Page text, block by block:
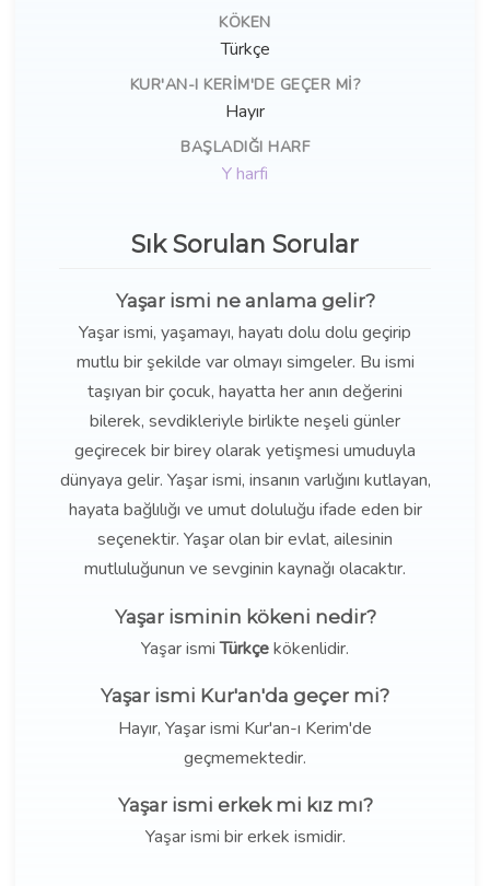
KÖKEN
Türkçe
KUR'AN-I KERIM'DE GEÇER MI?
Hayır
BAŞLADIĞI HARF
Y harfi
Sık Sorulan Sorular
Yaşar ismi ne anlama gelir?
Yaşar ismi, yaşamayı, hayatı dolu dolu geçirip
mutlu bir şekilde var olmayı simgeler. Bu ismi
taşıyan bir çocuk, hayatta her anın değerini
bilerek, sevdikleriyle birlikte neşeli günler
geçirecek bir birey olarak yetişmesi umuduyla
dünyaya gelir. Yaşar ismi, insanın varlığını kutlayan,
hayata bağlılığı ve umut doluluğu ifade eden bir
seçenektir. Yaşar olan bir evlat, ailesinin
mutluluğunun ve sevginin kaynağı olacaktır.
Yaşar isminin kökeni nedir?
Yaşar ismiTürkçekökenlidir.
Yaşar ismi Kur'an'da geçer mi?
Hayır, Yaşar ismi Kur'an-ı Kerim'de
geçmemektedir.
Yaşar ismi erkek mi kız mı?
Yaşar ismi bir erkek ismidir.